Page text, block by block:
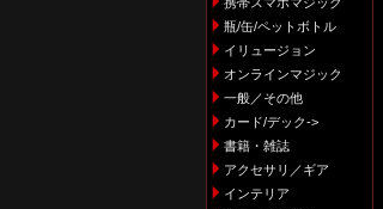
瓶/缶/ペットボトル
イリュージョン
オンラインマジック
一般／その他
カード/デック->
書籍・雑誌
アクセサリ／ギア
インテリア